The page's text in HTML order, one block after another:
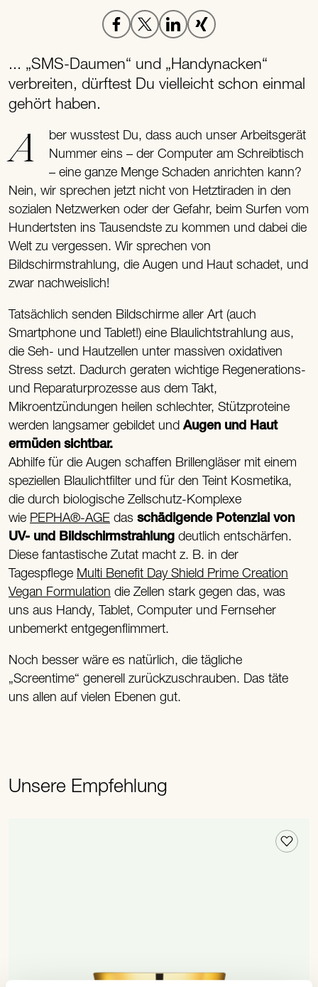
... „SMS-Daumen“ und „Handynacken“
verbreiten, dürftest Du vielleicht schon einmal
gehört haben.
Aber wusstest Du, dass auch unser Arbeitsgerät
Nummer eins – der Computer am Schreibtisch
– eine ganze Menge Schaden anrichten kann?
Nein, wir sprechen jetzt nicht von Hetztiraden in den
sozialen Netzwerken oder der Gefahr, beim Surfen vom
Hundertsten ins Tausendste zu kommen und dabei die
Welt zu vergessen. Wir sprechen von
Bildschirmstrahlung, die Augen und Haut schadet, und
zwar nachweislich!
Tatsächlich senden Bildschirme aller Art (auch
Smartphone und Tablet!) eine Blaulichtstrahlung aus,
die Seh- und Hautzellen unter massiven oxidativen
Stress setzt. Dadurch geraten wichtige Regenerations-
und Reparaturprozesse aus dem Takt,
Mikroentzündungen heilen schlechter, Stützproteine
werden langsamer gebildet und Augen und Haut
ermüden sichtbar.
Abhilfe für die Augen schaffen Brillengläser mit einem
speziellen Blaulichtfilter und für den Teint Kosmetika,
die durch biologische Zellschutz-Komplexe
wie PEPHA®-AGE dasschädigende Potenzial von
UV- und Bildschirmstrahlung deutlich entschärfen.
Diese fantastische Zutat macht z. B. in der
Tagespflege Multi Benefit Day Shield Prime Creation
Vegan Formulation die Zellen stark gegen das, was
uns aus Handy, Tablet, Computer und Fernseher
unbemerkt entgegenflimmert.
Noch besser wäre es natürlich, die tägliche
„Screentime“ generell zurückzuschrauben. Das täte
uns allen auf vielen Ebenen gut.
Unsere Empfehlung